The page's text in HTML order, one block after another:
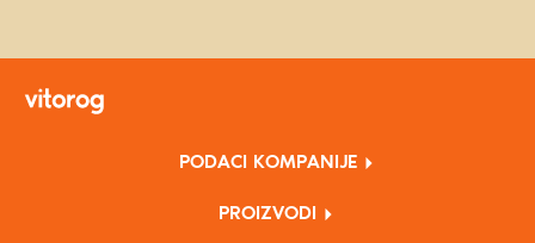
PODACI KOMPANIJE
PROIZVODI